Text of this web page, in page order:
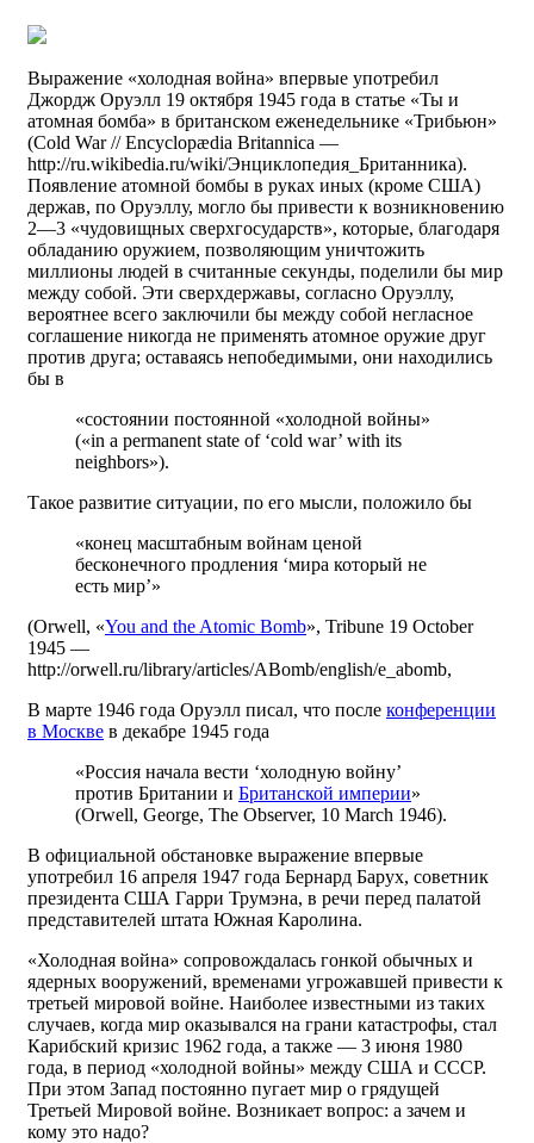
Выражение «холодная война» впервые употребил
Джордж Оруэлл 19 октября 1945 года в статье «Ты и
атомная бомба» в британском еженедельнике «Трибьюн»
(Cold War // Encyclopædia Britannica —
http://ru.wikibedia.ru/wiki/Энциклопедия_Британника).
Появление атомной бомбы в руках иных (кроме США)
держав, по Оруэллу, могло бы привести к возникновению
2—3 «чудовищных сверхгосударств», которые, благодаря
обладанию оружием, позволяющим уничтожить
миллионы людей в считанные секунды, поделили бы мир
между собой. Эти сверхдержавы, согласно Оруэллу,
вероятнее всего заключили бы между собой негласное
соглашение никогда не применять атомное оружие друг
против друга; оставаясь непобедимыми, они находились
бы в
«состоянии постоянной «холодной войны»
(«in a permanent state of ‘cold war’ with its
neighbors»).
Такое развитие ситуации, по его мысли, положило бы
«конец масштабным войнам ценой
бесконечного продления ‘мира который не
есть мир’»
(Orwell, «You and the Atomic Bomb», Tribune 19 October
1945 —
http://orwell.ru/library/articles/ABomb/english/e_abomb,
В марте 1946 года Оруэлл писал, что после конференции
в Москве в декабре 1945 года
«Россия начала вести ‘холодную войну’
против Британии и Британской империи»
(Orwell, George, The Observer, 10 March 1946).
В официальной обстановке выражение впервые
употребил 16 апреля 1947 года Бернард Барух, советник
президента США Гарри Трумэна, в речи перед палатой
представителей штата Южная Каролина.
«Холодная война» сопровождалась гонкой обычных и
ядерных вооружений, временами угрожавшей привести к
третьей мировой войне. Наиболее известными из таких
случаев, когда мир оказывался на грани катастрофы, стал
Карибский кризис 1962 года, а также — 3 июня 1980
года, в период «холодной войны» между США и СССР.
При этом Запад постоянно пугает мир о грядущей
Третьей Мировой войне. Возникает вопрос: а зачем и
кому это надо?